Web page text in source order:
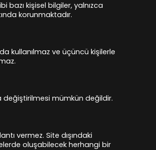
bazı kişisel bilgiler, yalnızca
korunmaktadır.
kullanılmaz ve üçüncü kişilerle
değiştirilmesi mümkün değildir.
vermez. Site dışındaki
oluşabilecek herhangi bir